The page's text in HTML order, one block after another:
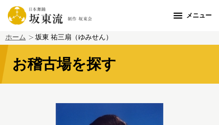
メニュー
ホーム 坂東 祐三扇（ゆみせん）
お稽古場を探す